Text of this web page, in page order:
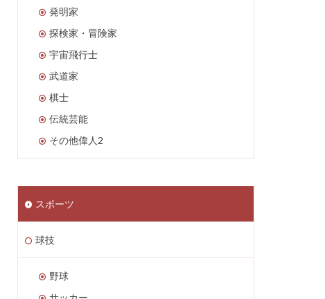
発明家
探検家・冒険家
宇宙飛行士
武道家
棋士
伝統芸能
その他偉人2
スポーツ
球技
野球